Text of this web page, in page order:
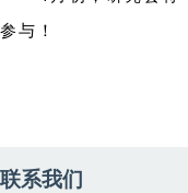
参与！
联系我们